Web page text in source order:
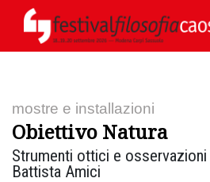
mostre e installazioni
Obiettivo Natura
Strumenti ottici e osservazioni
Battista Amici